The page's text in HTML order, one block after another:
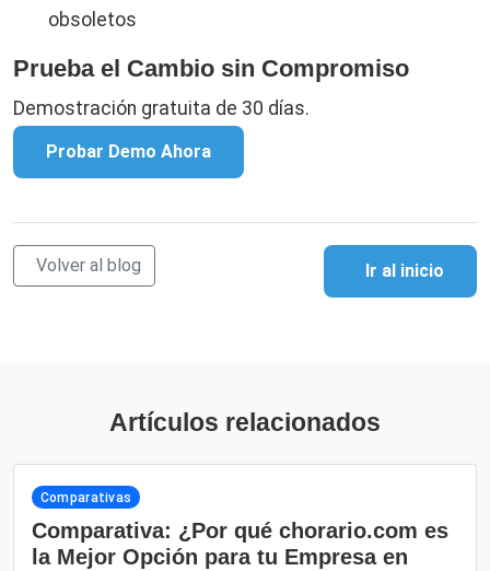
obsoletos
Prueba el Cambio sin Compromiso
Demostración gratuita de 30 días.
Probar Demo Ahora
Volver al blog Ir al inicio
Artículos relacionados
Comparativas
Comparativa: ¿Por qué chorario.com es
la Mejor Opción para tu Empresa en